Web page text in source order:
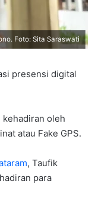
Foto: Sita Saraswati
presensi digital
oleh
atau Fake GPS.
, Taufik
para